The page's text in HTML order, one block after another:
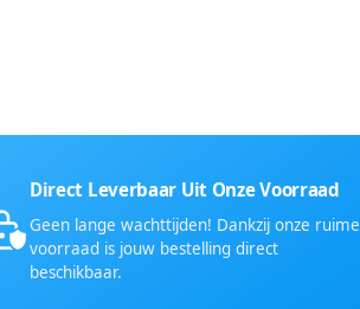
Direct Leverbaar Uit Onze Voorraad
Geen lange wachttijden! Dankzij onze ruime
voorraad is jouw bestelling direct
beschikbaar.